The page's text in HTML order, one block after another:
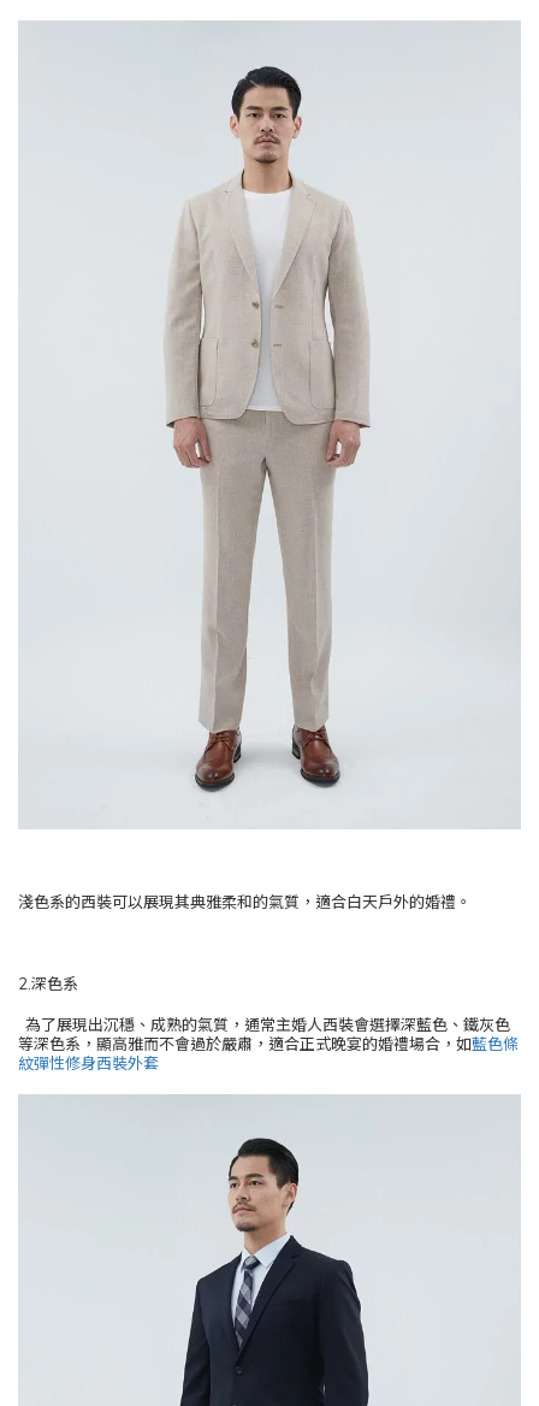
淺色系的西裝可以展現其典雅柔和的氣質，適合白天戶外的婚禮。
2.深色系
為了展現出沉穩、成熟的氣質，通常主婚人西裝會選擇深藍色、鐵灰色
等深色系，顯高雅而不會過於嚴肅，適合正式晚宴的婚禮場合，如藍色條
紋彈性修身西裝外套